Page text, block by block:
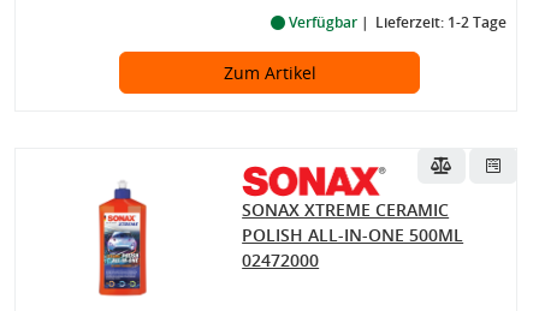
Verfügbar Lieferzeit: 1-2 Tage
Zum Artikel
SONAX XTREME CERAMIC
POLISH ALL-IN-ONE 500ML
02472000